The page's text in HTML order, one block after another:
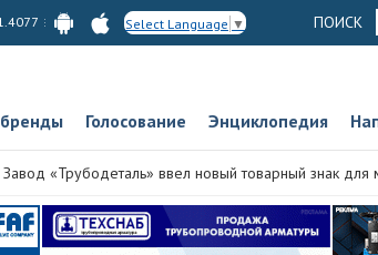
Select Language ▼ ПОИСК
Голосование Энциклопедия
Завод «Трубодеталь» ввел новый товарный знак для